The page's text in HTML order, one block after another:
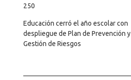
250
Educación cerró el año escolar con
despliegue de Plan de Prevención y
Gestión de Riesgos